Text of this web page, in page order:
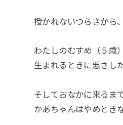
授かれないつらさから
わたしのむすめ（５歳
生まれるときに悪さし
そしておなかに来るま
かあちゃんはやめとき